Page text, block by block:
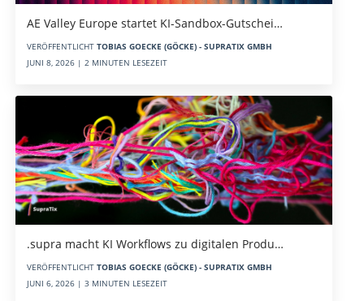
AE Valley Europe startet KI-Sandbox-Gutschei…
VERÖFFENTLICHT TOBIAS GOECKE (GÖCKE) - SUPRATIX GMBH
JUNI 8, 2026 | 2 MINUTEN LESEZEIT
.supra macht KI Workflows zu digitalen Produ…
VERÖFFENTLICHT TOBIAS GOECKE (GÖCKE) - SUPRATIX GMBH
JUNI 6, 2026 | 3 MINUTEN LESEZEIT